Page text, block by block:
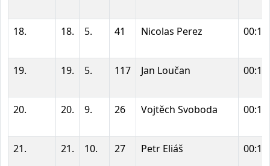
18. 18. 5. 41 Nicolas Perez
19. 19. 5. 117 Jan Loučan
20. 20. 9. 26 Vojtěch Svoboda
21. 21. 10. 27 Petr Eliáš